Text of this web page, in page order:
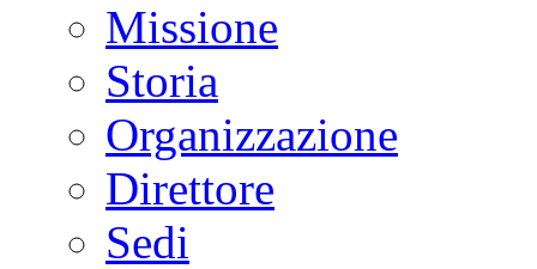
Missione
Storia
Organizzazione
Direttore
Sedi